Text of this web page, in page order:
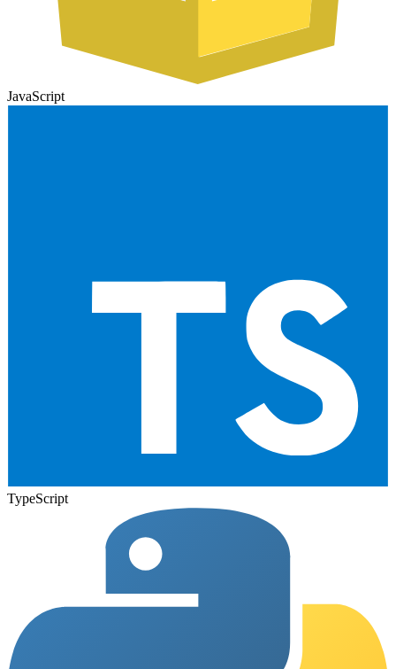
JavaScript
TypeScript